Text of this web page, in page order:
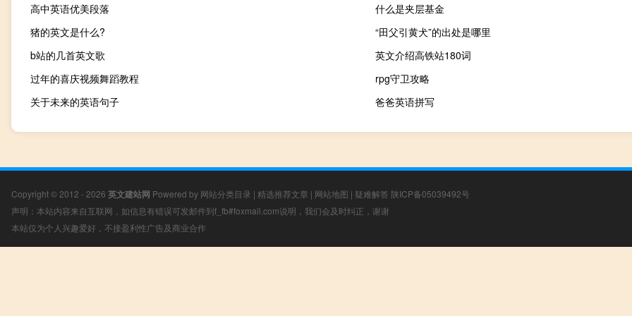
高中英语优美段落
什么是夹层基金
猪的英文是什么?
“田父引黄犬”的出处是哪里
b站的几首英文歌
英文介绍高铁站180词
过年的喜庆视频舞蹈教程
rpg守卫攻略
关于未来的英语句子
爸爸英语拼写
Copyright © 2012 - 2026 英文建站网 Powered by 网站分类目录 | 精选推荐文章 | 网站地图 | 疑难解答 陕ICP备05039492号
声明：本站内容来自互联网，如信息有错误可发邮件到f_fb#foxmail.com说明，我们会及时纠正，谢谢
本站仅为个人兴趣爱好，不接盈利性广告及商业合作